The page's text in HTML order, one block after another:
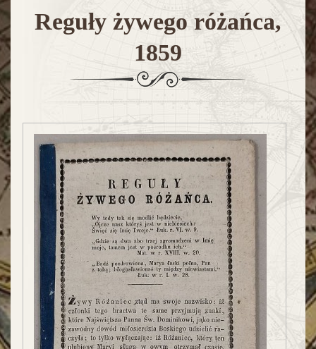
Reguły żywego różańca,
1859